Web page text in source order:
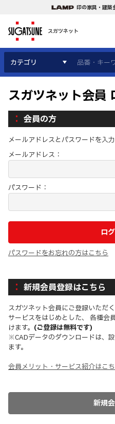
印の家具・建築
スガツネット
カテゴリ
スガツネット会員
会員の方
メールアドレスとパスワードを入
メールアドレス：
パスワード：
パスワードをお忘れの方はこちら
新規会員登録はこちら
スガツネット会員にご登録いただ
サービスをはじめとした、 各種会
けます。 (ご登録は無料です)
※CADデータのダウンロードは、
ます。
会員メリット・サービス紹介はこ